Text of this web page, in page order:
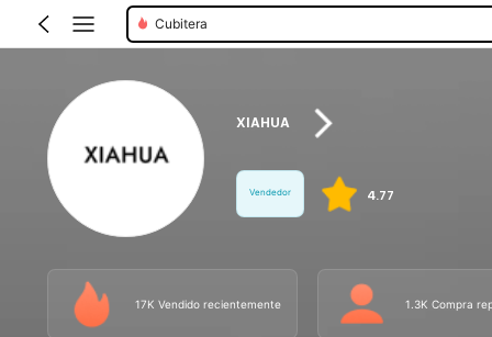
Organizadores Colgantes
XIAHUA
Vendedor 4.77
17K Vendido recientemente 1.3K Compra